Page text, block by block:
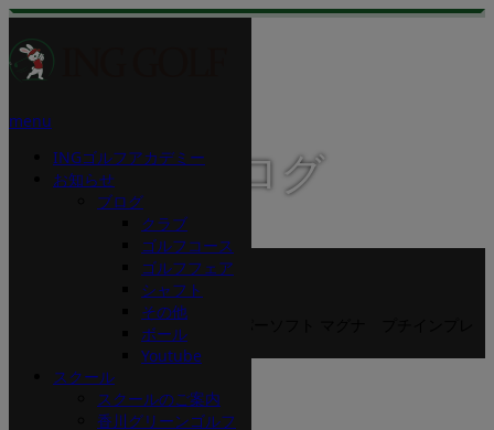
menu
INGゴルフアカデミー
お知らせ
ブログ
クラブ
ゴルフコース
ゴルフフェア
シャフト
その他
ボール
Youtube
スクール
スクールのご案内
香川グリーンゴルフ
スタッフブログ
キャロウェイゴルフ スーパーソフト マグナ プチインプレ
2019.10.12